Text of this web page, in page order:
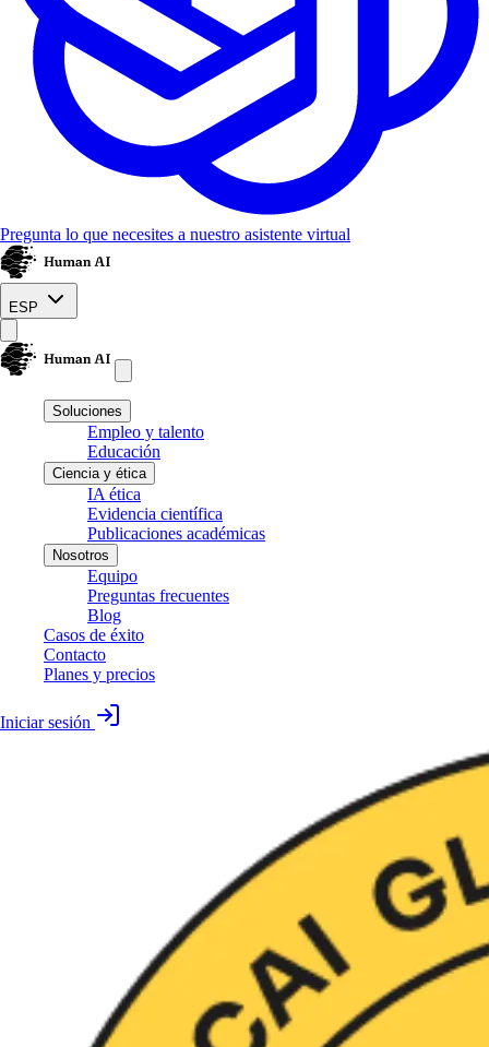
Pregunta lo que necesites a nuestro asistente virtual
ESP
Soluciones
Empleo y talento
Educación
Ciencia y ética
IA ética
Evidencia científica
Publicaciones académicas
Nosotros
Equipo
Preguntas frecuentes
Blog
Casos de éxito
Contacto
Planes y precios
Iniciar sesión